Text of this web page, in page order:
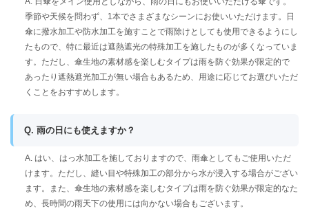
季節や天候を問わず、1本でさまざまなシーンにお使いいただけます。日
傘に撥水加工や防水加工を施すことで雨除けとしても使用できるようにし
たもので、特に最近は遮熱遮光の特殊加工を施したものが多くなっていま
す。ただし、傘生地の素材感を楽しむタイプは雨を防ぐ効果が限定的で
あったり遮熱遮光加工が無い場合もあるため、用途に応じてお選びいただ
くことをおすすめします。
Q. 雨の日にも使えますか？
A. はい、はっ水加工を施しておりますので、雨傘としてもご使用いただ
けます。ただし、縫い目や特殊加工の部分から水が浸入する場合がござい
ます。また、傘生地の素材感を楽しむタイプは雨を防ぐ効果が限定的なた
め、長時間の雨天下の使用には向かない場合もございます。